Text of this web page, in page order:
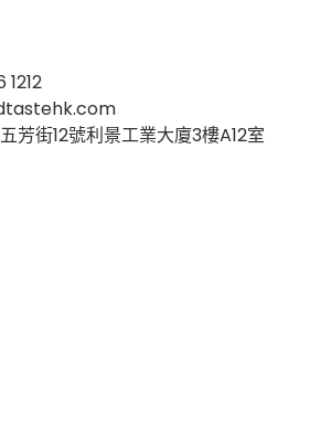
芳街12號利景工業大廈3樓A12室